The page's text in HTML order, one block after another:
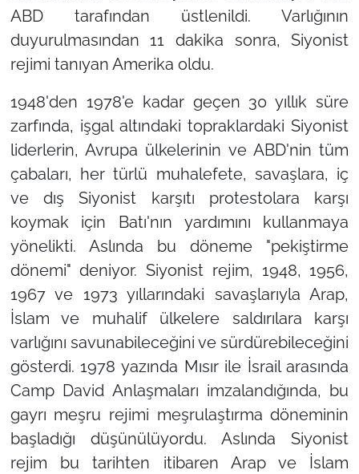
ABD tarafından üstlenildi. Varlığının
duyurulmasından 11 dakika sonra, Siyonist
rejimi tanıyan Amerika oldu.
1948'den 1978'e kadar geçen 30 yıllık süre
zarfında, işgal altındaki topraklardaki Siyonist
liderlerin, Avrupa ülkelerinin ve ABD'nin tüm
çabaları, her türlü muhalefete, savaşlara, iç
ve dış Siyonist karşıtı protestolara karşı
koymak için Batı'nın yardımını kullanmaya
yönelikti. Aslında bu döneme "pekiştirme
dönemi" deniyor. Siyonist rejim, 1948, 1956,
1967 ve 1973 yıllarındaki savaşlarıyla Arap,
İslam ve muhalif ülkelere saldırılara karşı
varlığını savunabileceğini ve sürdürebileceğini
gösterdi. 1978 yazında Mısır ile İsrail arasında
Camp David Anlaşmaları imzalandığında, bu
gayrı meşru rejimi meşrulaştırma döneminin
başladığı düşünülüyordu. Aslında Siyonist
rejim bu tarihten itibaren Arap ve İslam